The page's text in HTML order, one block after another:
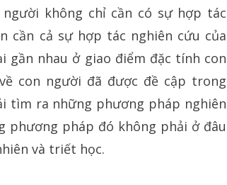
người không chỉ cần có sự hợp tác
cần cả sự hợp tác nghiên cứu của
gần nhau ở giao điểm đặc tính con
con người đã được đề cập trong
tìm ra những phương pháp nghiên
phương pháp đó không phải ở đâu
và triết học.